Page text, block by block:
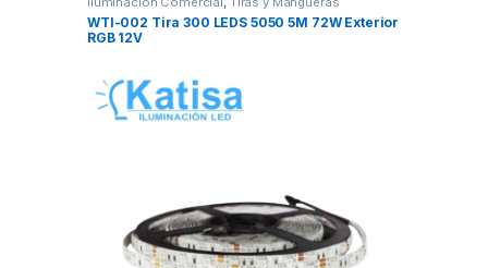
WTI-002 Tira 300 LEDS 5050 5M 72W Exterior
RGB 12V